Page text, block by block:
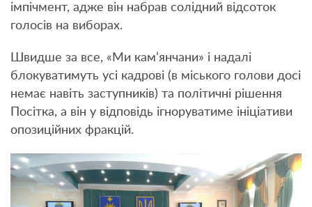
імпічмент, адже він набрав солідний відсоток
голосів на виборах.
Швидше за все, «Ми кам’янчани» і надалі
блокуватимуть усі кадрові (в міського голови досі
немає навіть заступників) та політичні рішення
Посітка, а він у відповідь ігноруватиме ініціативи
опозиційних фракцій.